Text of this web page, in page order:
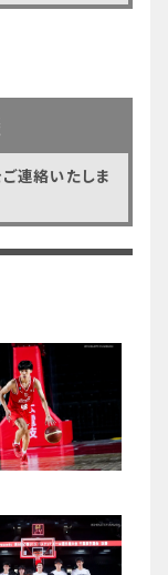
連絡いたしま